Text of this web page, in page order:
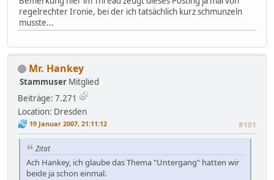
regelrechter Ironie, bei der ich tatsächlich kurz schmunzeln
musste...
Mr. Hankey
Stammuser Mitglied
Beiträge: 7.271
Location: Dresden
19 Januar 2007, 21:11:12 #101
Zitat
Ach Hankey, ich glaube das Thema "Untergang" hatten wir
beide ja schon einmal.